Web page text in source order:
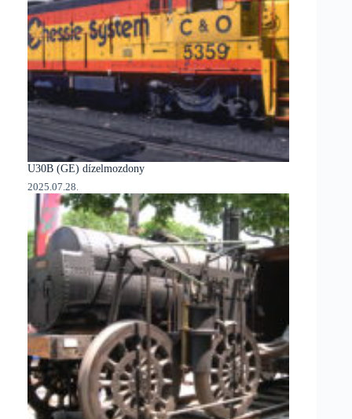
U30B (GE) dízelmozdony
2025.07.28.